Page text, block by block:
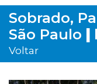
Sobrado,
São Paulo |
Voltar